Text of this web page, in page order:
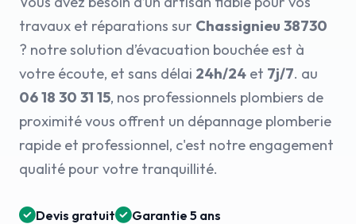
travaux et réparations sur Chassignieu 38730
? notre solution d’évacuation bouchée est à
votre écoute, et sans délai 24h/24 et 7j/7. au
06 18 30 31 15, nos professionnels plombiers de
proximité vous offrent un dépannage plomberie
rapide et professionnel, c'est notre engagement
qualité pour votre tranquillité.
Devis gratuit
Garantie 5 ans